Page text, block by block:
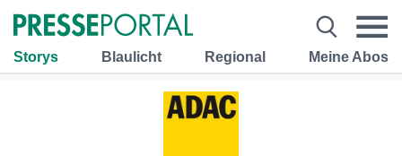
Storys Blaulicht Regional Meine Abos